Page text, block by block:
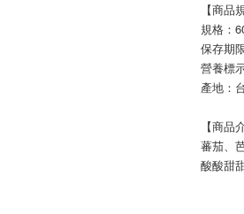
【商品
規格：
保存期
營養標
產地：
【商品
蕃茄、
酸酸甜